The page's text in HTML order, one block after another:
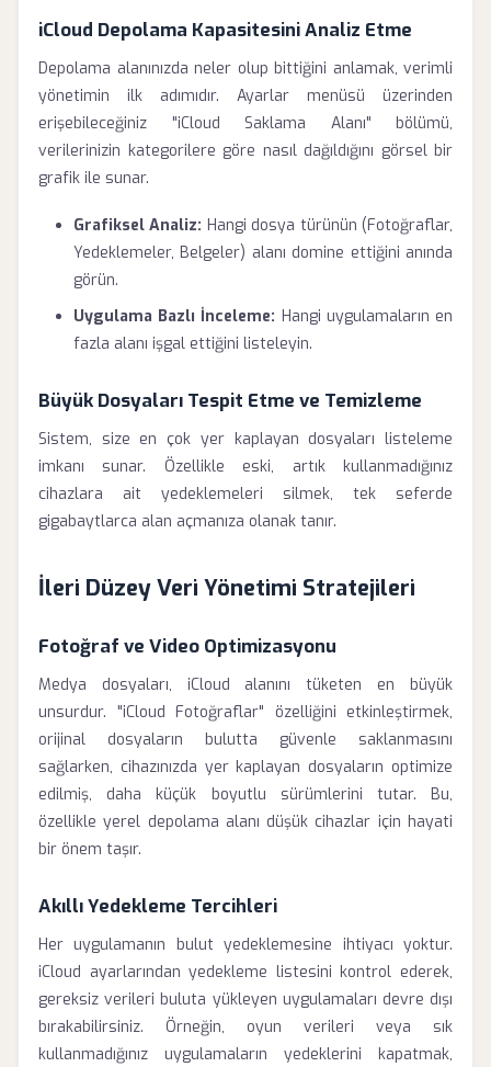
iCloud Depolama Kapasitesini Analiz Etme
Depolama alanınızda neler olup bittiğini anlamak, verimli
yönetimin ilk adımıdır. Ayarlar menüsü üzerinden
erişebileceğiniz "iCloud Saklama Alanı" bölümü,
verilerinizin kategorilere göre nasıl dağıldığını görsel bir
grafik ile sunar.
Grafiksel Analiz: Hangi dosya türünün (Fotoğraflar,
Yedeklemeler, Belgeler) alanı domine ettiğini anında
görün.
Uygulama Bazlı İnceleme: Hangi uygulamaların en
fazla alanı işgal ettiğini listeleyin.
Büyük Dosyaları Tespit Etme ve Temizleme
Sistem, size en çok yer kaplayan dosyaları listeleme
imkanı sunar. Özellikle eski, artık kullanmadığınız
cihazlara ait yedeklemeleri silmek, tek seferde
gigabaytlarca alan açmanıza olanak tanır.
İleri Düzey Veri Yönetimi Stratejileri
Fotoğraf ve Video Optimizasyonu
Medya dosyaları, iCloud alanını tüketen en büyük
unsurdur. "iCloud Fotoğraflar" özelliğini etkinleştirmek,
orijinal dosyaların bulutta güvenle saklanmasını
sağlarken, cihazınızda yer kaplayan dosyaların optimize
edilmiş, daha küçük boyutlu sürümlerini tutar. Bu,
özellikle yerel depolama alanı düşük cihazlar için hayati
bir önem taşır.
Akıllı Yedekleme Tercihleri
Her uygulamanın bulut yedeklemesine ihtiyacı yoktur.
iCloud ayarlarından yedekleme listesini kontrol ederek,
gereksiz verileri buluta yükleyen uygulamaları devre dışı
bırakabilirsiniz. Örneğin, oyun verileri veya sık
kullanmadığınız uygulamaların yedeklerini kapatmak,